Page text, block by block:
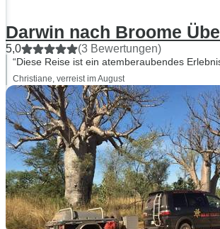
Darwin nach Broome
5,0 (3 Bewertungen)
“Diese Reise ist ein atemberaubendes
Christiane, verreist im August